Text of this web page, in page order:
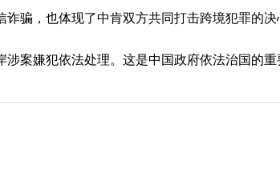
骗，也体现了中肯双方共同打击跨境犯罪的决
嫌犯依法处理。这是中国政府依法治国的重